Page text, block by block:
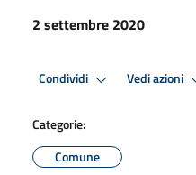
2 settembre 2020
Condividi Vedi azioni
Categorie:
Comune